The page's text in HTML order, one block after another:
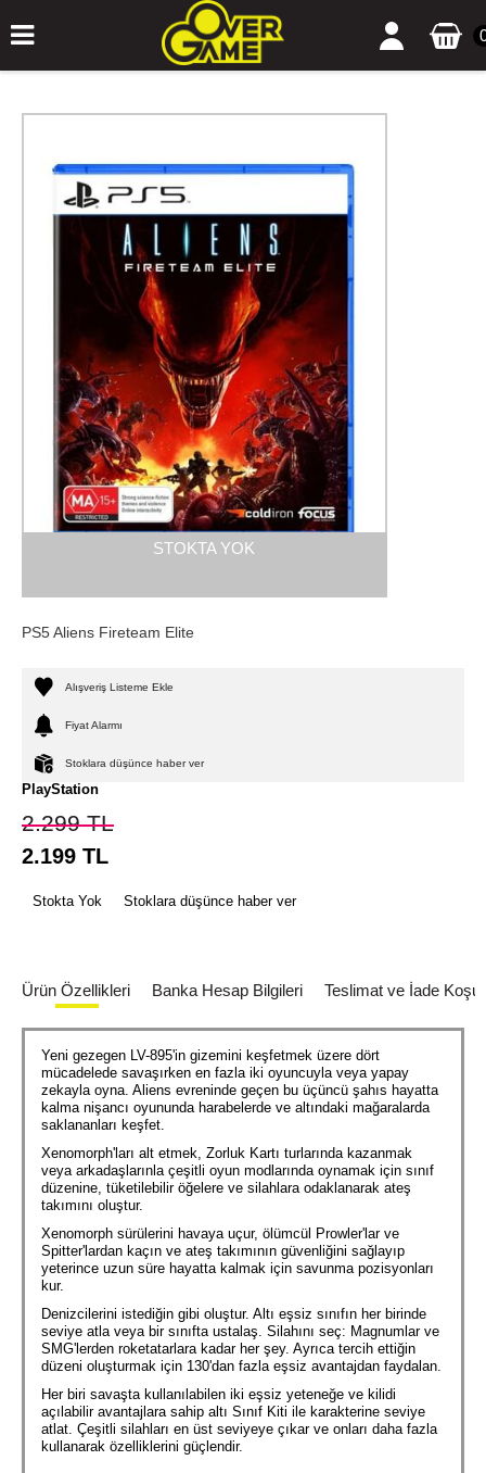
STOKTA YOK
PS5 Aliens Fireteam Elite
Alışveriş Listeme Ekle
Fiyat Alarmı
Stoklara düşünce haber ver
PlayStation
2.299TL
2.199 TL
Stokta Yok Stoklara düşünce haber ver
Ürün Özellikleri Banka Hesap Bilgileri Teslimat ve İade
Yeni gezegen LV-895'in gizemini keşfetmek üzere dört
mücadelede savaşırken en fazla iki oyuncuyla veya yapay
zekayla oyna. Aliens evreninde geçen bu üçüncü şahıs hayatta
kalma nişancı oyununda harabelerde ve altındaki mağaralarda
saklananları keşfet.
Xenomorph'ları alt etmek, Zorluk Kartı turlarında kazanmak
veya arkadaşlarınla çeşitli oyun modlarında oynamak için sınıf
düzenine, tüketilebilir öğelere ve silahlara odaklanarak ateş
takımını oluştur.
Xenomorph sürülerini havaya uçur, ölümcül Prowler'lar ve
Spitter'lardan kaçın ve ateş takımının güvenliğini sağlayıp
yeterince uzun süre hayatta kalmak için savunma pozisyonları
kur.
Denizcilerini istediğin gibi oluştur. Altı eşsiz sınıfın her birinde
seviye atla veya bir sınıfta ustalaş. Silahını seç: Magnumlar ve
SMG'lerden roketatarlara kadar her şey. Ayrıca tercih ettiğin
düzeni oluşturmak için 130'dan fazla eşsiz avantajdan faydalan.
Her biri savaşta kullanılabilen iki eşsiz yeteneğe ve kilidi
açılabilir avantajlara sahip altı Sınıf Kiti ile karakterine seviye
atlat. Çeşitli silahları en üst seviyeye çıkar ve onları daha fazla
kullanarak özelliklerini güçlendir.